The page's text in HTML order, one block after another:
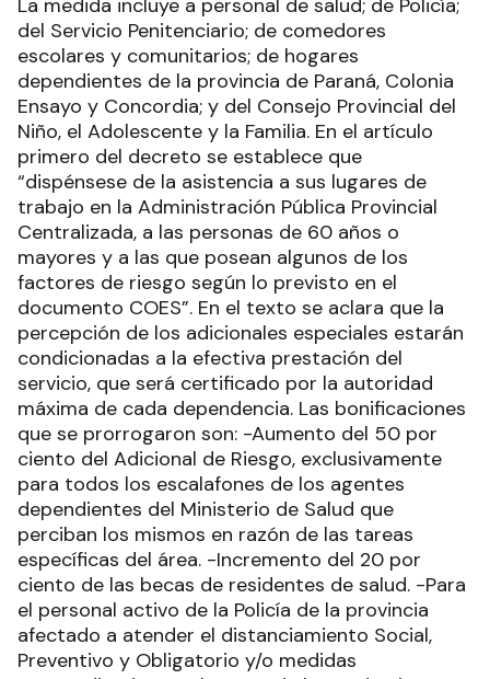
La medida incluye a personal de salud; de Policía;
del Servicio Penitenciario; de comedores
escolares y comunitarios; de hogares
dependientes de la provincia de Paraná, Colonia
Ensayo y Concordia; y del Consejo Provincial del
Niño, el Adolescente y la Familia. En el artículo
primero del decreto se establece que
“dispénsese de la asistencia a sus lugares de
trabajo en la Administración Pública Provincial
Centralizada, a las personas de 60 años o
mayores y a las que posean algunos de los
factores de riesgo según lo previsto en el
documento COES”. En el texto se aclara que la
percepción de los adicionales especiales estarán
condicionadas a la efectiva prestación del
servicio, que será certificado por la autoridad
máxima de cada dependencia. Las bonificaciones
que se prorrogaron son: -Aumento del 50 por
ciento del Adicional de Riesgo, exclusivamente
para todos los escalafones de los agentes
dependientes del Ministerio de Salud que
perciban los mismos en razón de las tareas
específicas del área. -Incremento del 20 por
ciento de las becas de residentes de salud. -Para
el personal activo de la Policía de la provincia
afectado a atender el distanciamiento Social,
Preventivo y Obligatorio y/o medidas